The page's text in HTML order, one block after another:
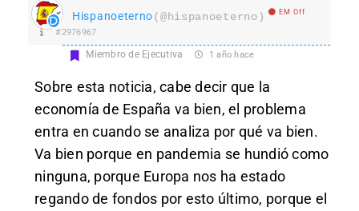
Hispanoeterno(@hispanoeterno) EM Off
#2976967
Miembro de Ejecutiva 1 año hace
Sobre esta noticia, cabe decir que la
economía de España va bien, el problema
entra en cuando se analiza por qué va bien.
Va bien porque en pandemia se hundió como
ninguna, porque Europa nos ha estado
regando de fondos por esto último, porque el